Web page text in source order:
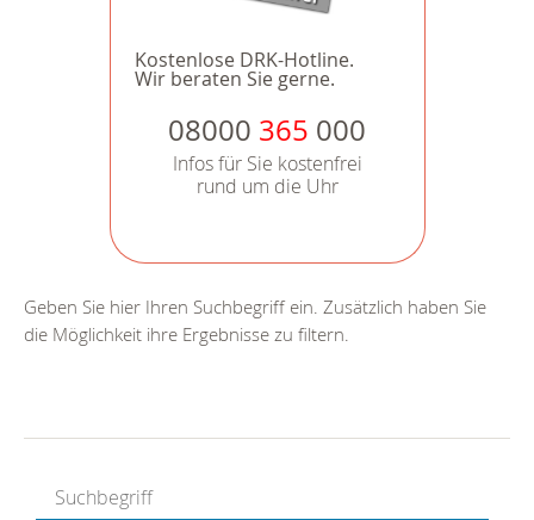
Kostenlose DRK-Hotline.
Wir beraten Sie gerne.
08000 365 000
Infos für Sie kostenfrei
rund um die Uhr
Geben Sie hier Ihren Suchbegriff ein. Zusätzlich haben Sie
die Möglichkeit ihre Ergebnisse zu filtern.